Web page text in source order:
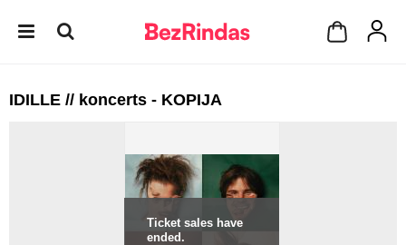
IDILLE // koncerts - KOPIJA
Ticket sales have
ended.